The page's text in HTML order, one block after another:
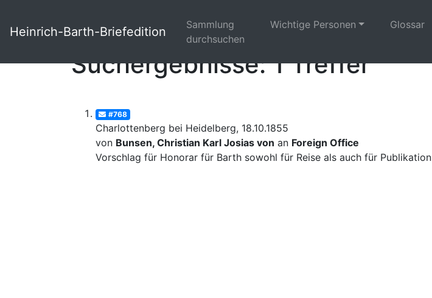
Heinrich-Barth-Briefedition
Sammlung
durchsuchen
Wichtige Personen Glossar
Suchergebnisse: 1 Treffer
#768
Charlottenberg bei Heidelberg, 18.10.1855
von Bunsen, Christian Karl Josias von an Foreign Office
Vorschlag für Honorar für Barth sowohl für Reise als auch für Publikation